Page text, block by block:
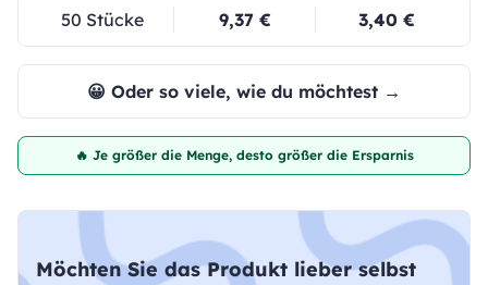
50 Stücke 9,37 € 3,40 €
😀 Oder so viele, wie du möchtest →
🔥 Je größer die Menge, desto größer die Ersparnis
Möchten Sie das Produkt lieber selbst